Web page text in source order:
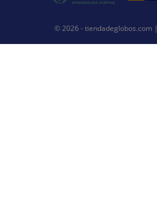
© 2026 - tiendadeglobos.com |